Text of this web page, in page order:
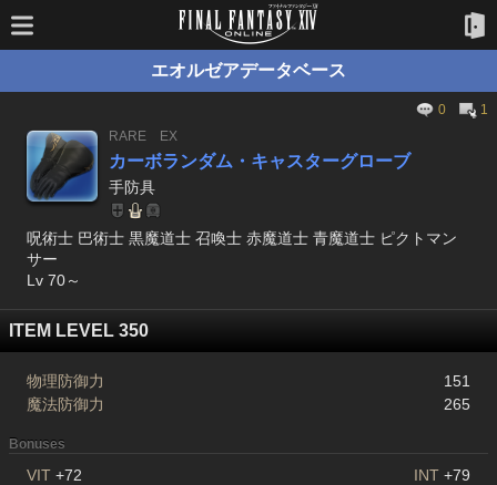
エオルゼアデータベース
0
1
RARE
EX
カーボランダム・キャスターグローブ
手防具
呪術士 巴術士 黒魔道士 召喚士 赤魔道士 青魔道士 ピクトマン
サー
Lv 70～
ITEM LEVEL 350
物理防御力
151
魔法防御力
265
Bonuses
VIT +72 INT +79